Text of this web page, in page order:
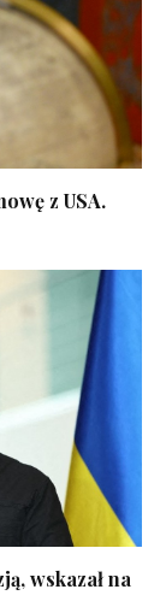
z USA.
wskazał na